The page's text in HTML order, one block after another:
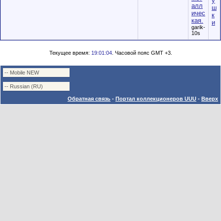
алл
ичес
кая.
garik-
10s
ш
к
и
Текущее время: 19:01:04. Часовой пояс GMT +3.
Обратная связь - Портал коллекционеров UUU - Вверх